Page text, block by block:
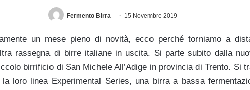
Fermento Birra 15 Novembre 2019
un mese pieno di novità, ecco perché torniamo a
rassegna di birre italiane in uscita. Si parte subito dalla
birrificio di San Michele All’Adige in provincia di Trento. Si
loro linea Experimental Series, una birra a bassa